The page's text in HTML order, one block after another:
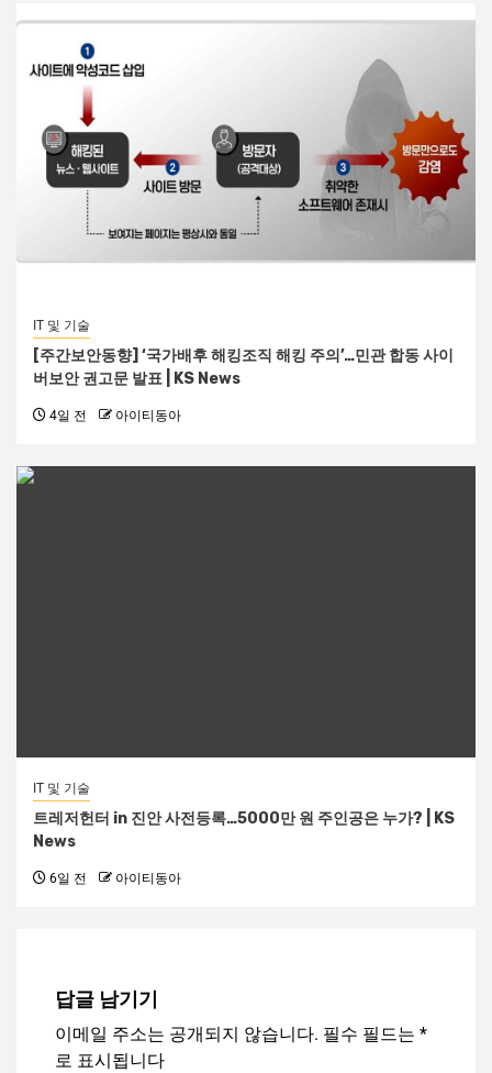
IT 및 기술
[주간보안동향] ‘국가배후 해킹조직 해킹 주의’…민관 합동 사이
버보안 권고문 발표 | KS News
4일 전 아이티동아
IT 및 기술
트레저헌터 in 진안 사전등록…5000만 원 주인공은 누가? | KS
News
6일 전 아이티동아
답글 남기기
이메일 주소는 공개되지 않습니다. 필수 필드는 *
로 표시됩니다